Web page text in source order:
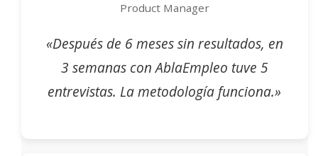
Product Manager
«Después de 6 meses sin resultados, en
3 semanas con AblaEmpleo tuve 5
entrevistas. La metodología funciona.»